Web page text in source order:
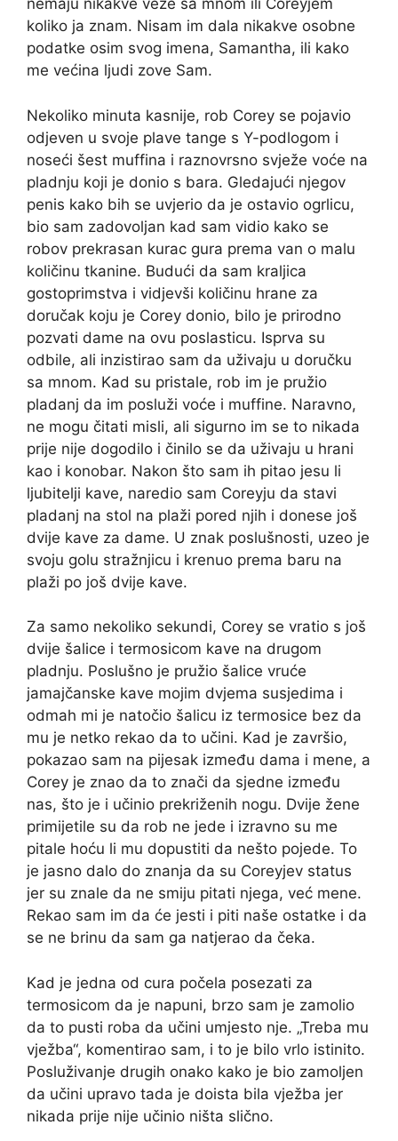
nemaju nikakve veze sa mnom ili Coreyjem
koliko ja znam. Nisam im dala nikakve osobne
podatke osim svog imena, Samantha, ili kako
me većina ljudi zove Sam.
Nekoliko minuta kasnije, rob Corey se pojavio
odjeven u svoje plave tange s Y-podlogom i
noseći šest muffina i raznovrsno svježe voće na
pladnju koji je donio s bara. Gledajući njegov
penis kako bih se uvjerio da je ostavio ogrlicu,
bio sam zadovoljan kad sam vidio kako se
robov prekrasan kurac gura prema van o malu
količinu tkanine. Budući da sam kraljica
gostoprimstva i vidjevši količinu hrane za
doručak koju je Corey donio, bilo je prirodno
pozvati dame na ovu poslasticu. Isprva su
odbile, ali inzistirao sam da uživaju u doručku
sa mnom. Kad su pristale, rob im je pružio
pladanj da im posluži voće i muffine. Naravno,
ne mogu čitati misli, ali sigurno im se to nikada
prije nije dogodilo i činilo se da uživaju u hrani
kao i konobar. Nakon što sam ih pitao jesu li
ljubitelji kave, naredio sam Coreyju da stavi
pladanj na stol na plaži pored njih i donese još
dvije kave za dame. U znak poslušnosti, uzeo je
svoju golu stražnjicu i krenuo prema baru na
plaži po još dvije kave.
Za samo nekoliko sekundi, Corey se vratio s još
dvije šalice i termosicom kave na drugom
pladnju. Poslušno je pružio šalice vruće
jamajčanske kave mojim dvjema susjedima i
odmah mi je natočio šalicu iz termosice bez da
mu je netko rekao da to učini. Kad je završio,
pokazao sam na pijesak između dama i mene, a
Corey je znao da to znači da sjedne između
nas, što je i učinio prekriženih nogu. Dvije žene
primijetile su da rob ne jede i izravno su me
pitale hoću li mu dopustiti da nešto pojede. To
je jasno dalo do znanja da su Coreyjev status
jer su znale da ne smiju pitati njega, već mene.
Rekao sam im da će jesti i piti naše ostatke i da
se ne brinu da sam ga natjerao da čeka.
Kad je jedna od cura počela posezati za
termosicom da je napuni, brzo sam je zamolio
da to pusti roba da učini umjesto nje. „Treba mu
vježba“, komentirao sam, i to je bilo vrlo istinito.
Posluživanje drugih onako kako je bio zamoljen
da učini upravo tada je doista bila vježba jer
nikada prije nije učinio ništa slično.